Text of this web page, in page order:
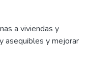
a viviendas y
asequibles y mejorar